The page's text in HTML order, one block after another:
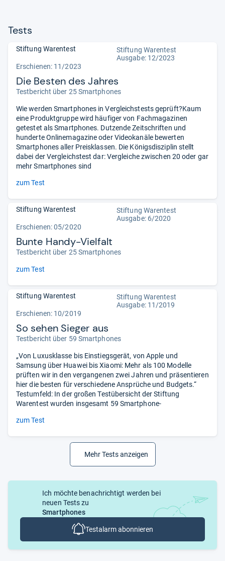
Tests
Stiftung Warentest
Stiftung Warentest
Ausgabe: 12/2023
Erschienen: 11/2023
Die Besten des Jahres
Testbericht über 25 Smartphones
Wie werden Smartphones in Vergleichstests geprüft?Kaum
eine Produktgruppe wird häufiger von Fachmagazinen
getestet als Smartphones. Dutzende Zeitschriften und
hunderte Onlinemagazine oder Videokanäle bewerten
Smartphones aller Preisklassen. Die Königsdisziplin stellt
dabei der Vergleichstest dar: Vergleiche zwischen 20 oder gar
mehr Smartphones sind
zum Test
Stiftung Warentest
Stiftung Warentest
Ausgabe: 6/2020
Erschienen: 05/2020
Bunte Handy-Vielfalt
Testbericht über 25 Smartphones
zum Test
Stiftung Warentest
Stiftung Warentest
Ausgabe: 11/2019
Erschienen: 10/2019
So sehen Sieger aus
Testbericht über 59 Smartphones
„Von Luxusklasse bis Einstiegsgerät, von Apple und
Samsung über Huawei bis Xiaomi: Mehr als 100 Modelle
prüften wir in den vergangenen zwei Jahren und präsentieren
hier die besten für verschiedene Ansprüche und Budgets.“
Testumfeld: In der großen Testübersicht der Stiftung
Warentest wurden insgesamt 59 Smartphone-
zum Test
Mehr Tests anzeigen
Ich möchte benachrichtigt werden bei
neuen Tests zu
Smartphones
Testalarm abonnieren